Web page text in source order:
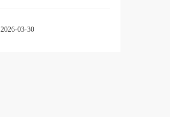
2026-03-30